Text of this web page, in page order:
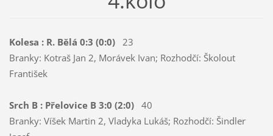
Kolesa : R. Bělá 0:3 (0:0)23
Branky: Kotraš Jan 2, Morávek Ivan; Rozhodčí: Školout
František
Srch B : Přelovice B 3:0 (2:0)40
Branky: Víšek Martin 2, Vladyka Lukáš; Rozhodčí: Šindler